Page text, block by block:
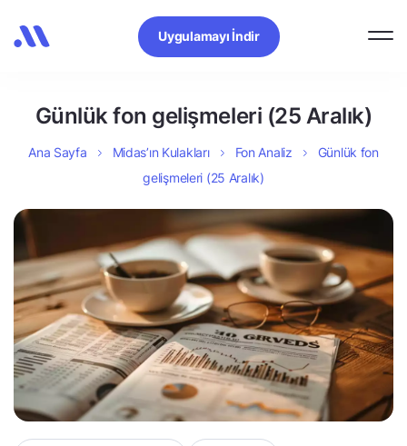
Uygulamayı İndir
Günlük fon gelişmeleri (25 Aralık)
Ana Sayfa Midas’ın Kulakları Fon Analiz
Günlük fon
gelişmeleri (25 Aralık)